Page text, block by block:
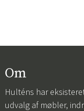
Om
Hulténs har
udvalg af møbler,